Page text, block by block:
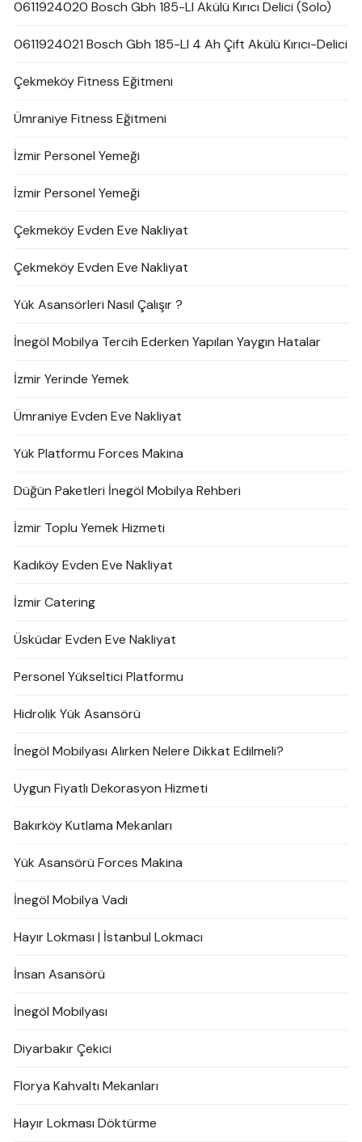
0611924020 Bosch Gbh 185-LI Akülü Kırıcı Delici (Solo)
0611924021 Bosch Gbh 185-LI 4 Ah Çift Akülü Kırıcı-Delici
Çekmeköy Fitness Eğitmeni
Ümraniye Fitness Eğitmeni
İzmir Personel Yemeği
İzmir Personel Yemeği
Çekmeköy Evden Eve Nakliyat
Çekmeköy Evden Eve Nakliyat
Yük Asansörleri Nasıl Çalışır ?
İnegöl Mobilya Tercih Ederken Yapılan Yaygın Hatalar
İzmir Yerinde Yemek
Ümraniye Evden Eve Nakliyat
Yük Platformu Forces Makina
Düğün Paketleri İnegöl Mobilya Rehberi
İzmir Toplu Yemek Hizmeti
Kadıköy Evden Eve Nakliyat
İzmir Catering
Üsküdar Evden Eve Nakliyat
Personel Yükseltici Platformu
Hidrolik Yük Asansörü
İnegöl Mobilyası Alırken Nelere Dikkat Edilmeli?
Uygun Fiyatlı Dekorasyon Hizmeti
Bakırköy Kutlama Mekanları
Yük Asansörü Forces Makina
İnegöl Mobilya Vadi
Hayır Lokması | İstanbul Lokmacı
İnsan Asansörü
İnegöl Mobilyası
Diyarbakır Çekici
Florya Kahvaltı Mekanları
Hayır Lokması Döktürme